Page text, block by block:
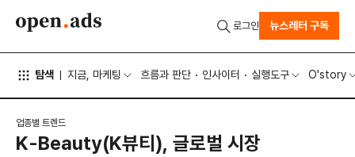
탐색 지금, 마케팅 흐름과 판단 인사이터 실행도구 O'story
로그인 뉴스레터 구독
업종별 트렌드
K-Beauty(K뷰티), 글로벌 시장